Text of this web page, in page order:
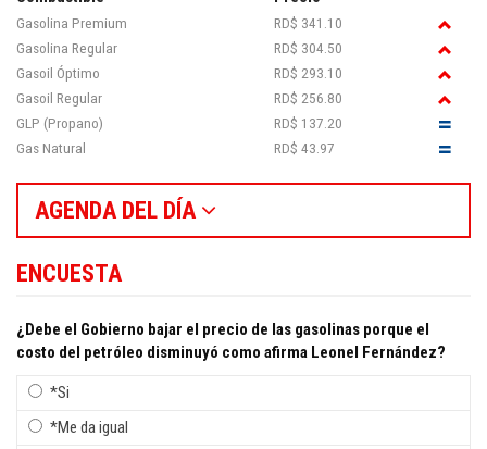
Gasolina Premium
RD$ 341.10
Gasolina Regular
RD$ 304.50
Gasoil Óptimo
RD$ 293.10
Gasoil Regular
RD$ 256.80
GLP (Propano)
RD$ 137.20
Gas Natural
RD$ 43.97
AGENDA DEL DÍA
ENCUESTA
¿Debe el Gobierno bajar el precio de las gasolinas porque el
costo del petróleo disminuyó como afirma Leonel Fernández?
*Si
*Me da igual